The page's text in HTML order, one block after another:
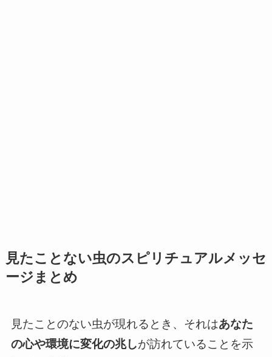
見たことない虫のスピリチュアルメッセ
ージまとめ
見たことのない虫が現れるとき、それはあなた
の心や環境に変化の兆しが訪れていることを示